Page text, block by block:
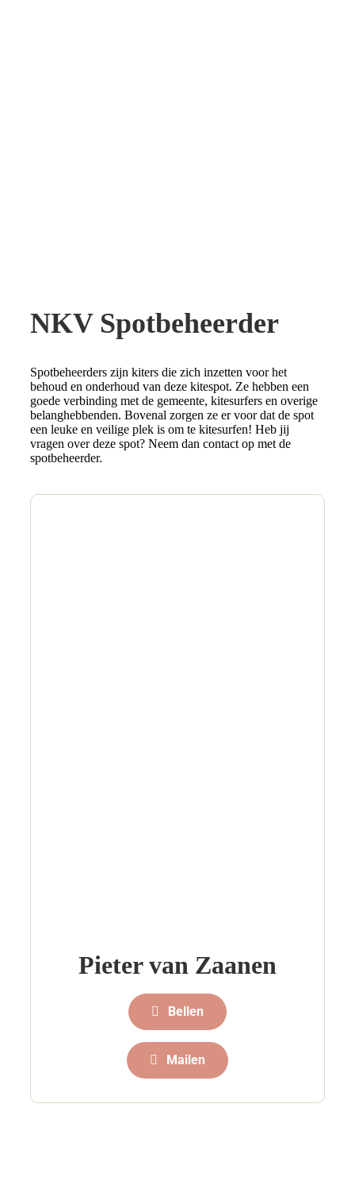
NKV Spotbeheerder
Spotbeheerders zijn kiters die zich inzetten voor het
behoud en onderhoud van deze kitespot. Ze hebben een
goede verbinding met de gemeente, kitesurfers en overige
belanghebbenden. Bovenal zorgen ze er voor dat de spot
een leuke en veilige plek is om te kitesurfen! Heb jij
vragen over deze spot? Neem dan contact op met de
spotbeheerder.
Pieter van Zaanen
Bellen
Mailen